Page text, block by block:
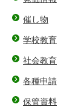
催し物
学校教育
社会教育
各種申請
保管資料